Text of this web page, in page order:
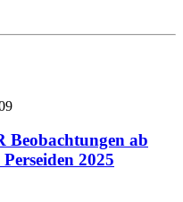
Beobachtungen ab
2025